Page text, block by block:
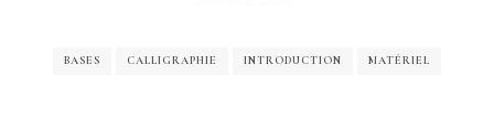
BASES CALLIGRAPHIE INTRODUCTION MATÉRIEL